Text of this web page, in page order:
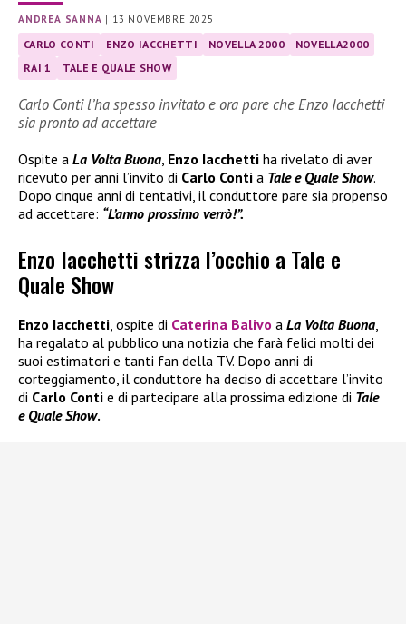
ANDREA SANNA | 13 NOVEMBRE 2025
CARLO CONTI ENZO IACCHETTI NOVELLA 2000
NOVELLA2000
RAI 1
TALE E QUALE SHOW
Carlo Conti l’ha spesso invitato e ora pare che Enzo Iacchetti
sia pronto ad accettare
Ospite a La Volta Buona Enzo Iacchetti ha rivelato di aver
ricevuto per anni l’invito di Carlo Conti a Tale e Quale Show.
Dopo cinque anni di tentativi, il conduttore pare sia propenso
ad accettare: “L’anno prossimo verrò!”.
Enzo Iacchetti strizza l’occhio a Tale e
Quale Show
Enzo Iacchetti, ospite di Caterina Balivo a La Volta Buona,
ha regalato al pubblico una notizia che farà felici molti dei
suoi estimatori e tanti fan della TV. Dopo anni di
corteggiamento, il conduttore ha deciso di accettare l’invito
di Carlo Conti e di partecipare alla prossima edizione di Tale
e Quale Show.